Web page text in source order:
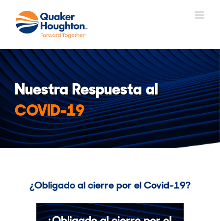
content
Nuestra Respuesta al
COVID-19
¿Obligado al cierre por el Covid-19?